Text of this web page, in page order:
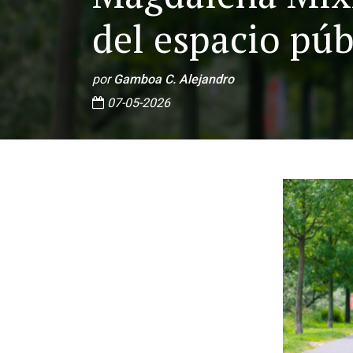
del espacio
porGamboa C. Alejandro
07-05-2026